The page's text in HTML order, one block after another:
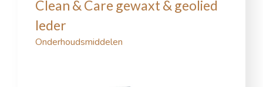
Clean & Care gewaxt & geolied
leder
Onderhoudsmiddelen